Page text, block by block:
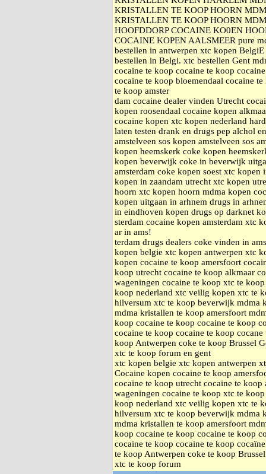
KRISTALLEN TE KOOP HOORN
KRISTALLEN TE KOOP HOORN
HOOFDDORP COCAINE KO0EN
COCAINE KOPEN AALSMEER pure
bestellen in antwerpen xtc kopen
bestellen in Belgi. xtc bestellen Gent
cocaine te koop cocaine te koop
cocaine te koop bloemendaal cocaine
te koop amster
dam cocaine dealer vinden Utrecht
kopen roosendaal cocaine kopen
cocaine kopen xtc kopen nederland
laten testen drank en drugs pep alchol
amstelveen sos kopen amstelveen sos
kopen heemskerk coke kopen
kopen beverwijk coke in beverwijk
amsterdam coke kopen soest xtc kopen
kopen in zaandam utrecht xtc kopen
hoorn xtc kopen hoorn mdma kopen
kopen uitgaan in arhnem drugs in
in eindhoven kopen drugs op darknet
sterdam cocaine kopen amsterdam xtc
ar in ams!
terdam drugs dealers coke vinden in
kopen belgie xtc kopen antwerpen xtc
kopen cocaine te koop amersfoort
koop utrecht cocaine te koop alkmaar
wageningen cocaine te koop xtc te
koop nederland xtc veilig kopen xtc te
hilversum xtc te koop beverwijk mdma
mdma kristallen te koop amersfoort
koop cocaine te koop cocaine te koop
cocaine te koop cocaine te koop
koop Antwerpen coke te koop Brussel
xtc te koop forum en gent
xtc kopen belgie xtc kopen antwerpen
Cocaine kopen cocaine te koop
cocaine te koop utrecht cocaine te
wageningen cocaine te koop xtc te
koop nederland xtc veilig kopen xtc te
hilversum xtc te koop beverwijk mdma
mdma kristallen te koop amersfoort
koop cocaine te koop cocaine te koop
cocaine te koop cocaine te koop
te koop Antwerpen coke te koop
xtc te koop forum